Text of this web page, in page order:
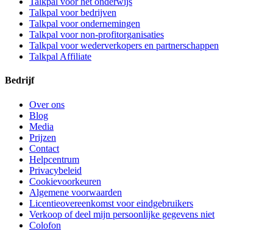
Talkpal voor bedrijven
Talkpal voor ondernemingen
Talkpal voor non-profitorganisaties
Talkpal voor wederverkopers en partnerschappen
Talkpal Affiliate
Bedrijf
Over ons
Blog
Media
Prijzen
Contact
Helpcentrum
Privacybeleid
Cookievoorkeuren
Algemene voorwaarden
Licentieovereenkomst voor eindgebruikers
Verkoop of deel mijn persoonlijke gegevens niet
Colofon